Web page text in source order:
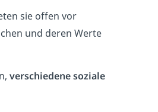
sie offen vor
und deren Werte
verschiedene soziale